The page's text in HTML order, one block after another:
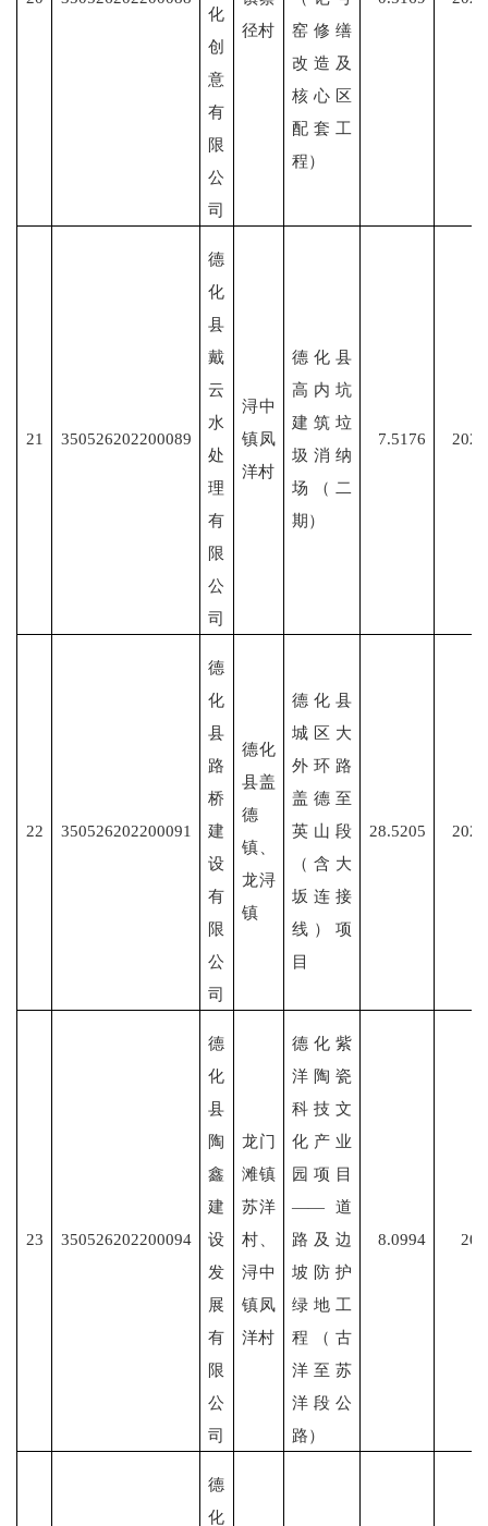
化
创
意
有
限
公
司
径村
窑修缮
改造及
核心区
配套工
程）
21 350526202200089
德
化
县
戴
云
水
处
理
有
限
公
司
浔中
镇凤
洋村
德化县
高内坑
建筑垃
圾消纳
场（二
期）
7.5176
22 350526202200091
德
化
县
路
桥
建
设
有
限
公
司
德化
县盖
德
镇、
龙浔
镇
德化县
城区大
外环路
盖德至
英山段
（含大
坂连接
线）项
目
28.5205
23 350526202200094
德
化
县
陶
鑫
建
设
发
展
有
限
公
司
龙门
滩镇
苏洋
村、
浔中
镇凤
洋村
德化紫
洋陶瓷
科技文
化产业
园项目
——道
路及边
坡防护
绿地工
程（古
洋至苏
洋段公
路）
8.0994
德
化